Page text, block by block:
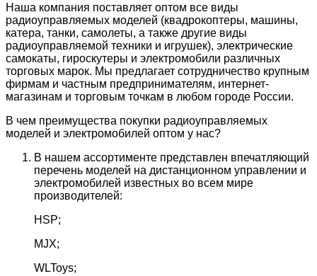
Наша компания поставляет оптом все виды
радиоуправляемых моделей (квадрокоптеры, машины,
катера, танки, самолеты, а также другие виды
радиоуправляемой техники и игрушек), электрические
самокаты, гироскутеры и электромобили различных
торговых марок. Мы предлагает сотрудничество крупным
фирмам и частным предпринимателям, интернет-
магазинам и торговым точкам в любом городе России.
В чем преимущества покупки радиоуправляемых
моделей и электромобилей оптом у нас?
В нашем ассортименте представлен впечатляющий
перечень моделей на дистанционном управлении и
электромобилей известных во всем мире
производителей:
HSP;
MJX;
WLToys;